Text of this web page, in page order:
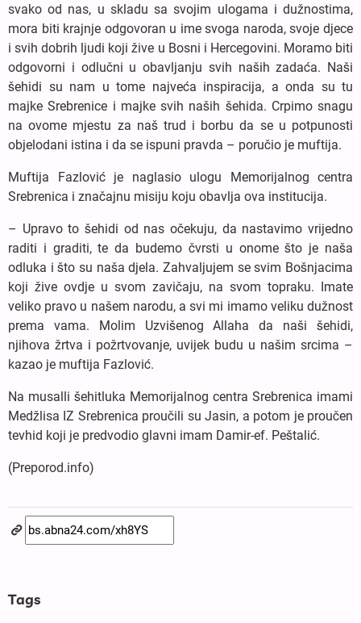
svako od nas, u skladu sa svojim ulogama i dužnostima,
mora biti krajnje odgovoran u ime svoga naroda, svoje djece
i svih dobrih ljudi koji žive u Bosni i Hercegovini. Moramo biti
odgovorni i odlučni u obavljanju svih naših zadaća. Naši
šehidi su nam u tome najveća inspiracija, a onda su tu
majke Srebrenice i majke svih naših šehida. Crpimo snagu
na ovome mjestu za naš trud i borbu da se u potpunosti
objelodani istina i da se ispuni pravda – poručio je muftija.
Muftija Fazlović je naglasio ulogu Memorijalnog centra
Srebrenica i značajnu misiju koju obavlja ova institucija.
– Upravo to šehidi od nas očekuju, da nastavimo vrijedno
raditi i graditi, te da budemo čvrsti u onome što je naša
odluka i što su naša djela. Zahvaljujem se svim Bošnjacima
koji žive ovdje u svom zavičaju, na svom topraku. Imate
veliko pravo u našem narodu, a svi mi imamo veliku dužnost
prema vama. Molim Uzvišenog Allaha da naši šehidi,
njihova žrtva i požrtvovanje, uvijek budu u našim srcima –
kazao je muftija Fazlović.
Na musalli šehitluka Memorijalnog centra Srebrenica imami
Medžlisa IZ Srebrenica proučili su Jasin, a potom je proučen
tevhid koji je predvodio glavni imam Damir-ef. Peštalić.
(Preporod.info)
Tags